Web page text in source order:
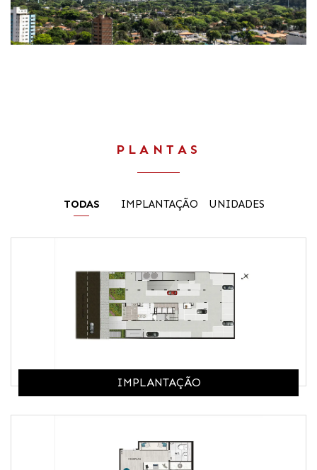
PLANTAS
TODAS IMPLANTAÇÃO UNIDADES
IMPLANTAÇÃO